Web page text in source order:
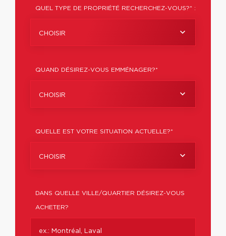
QUEL TYPE DE PROPRIÉTÉ RECHERCHEZ-VOUS?* :
CHOISIR
QUAND DÉSIREZ-VOUS EMMÉNAGER?*
CHOISIR
QUELLE EST VOTRE SITUATION ACTUELLE?*
CHOISIR
DANS QUELLE VILLE/QUARTIER DÉSIREZ-VOUS
ACHETER?